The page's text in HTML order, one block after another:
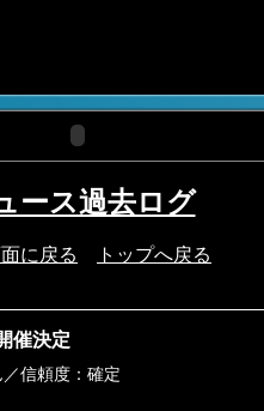
ース過去ログ
に戻る トップへ戻る
催決定
信頼度：確定